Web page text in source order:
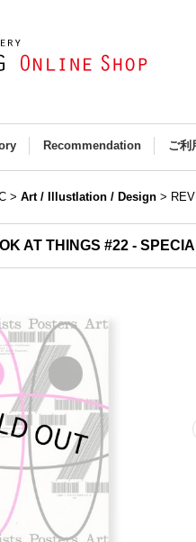
Recommendation ご利
> Art / Illustlation / Design >
AT THINGS #22 -